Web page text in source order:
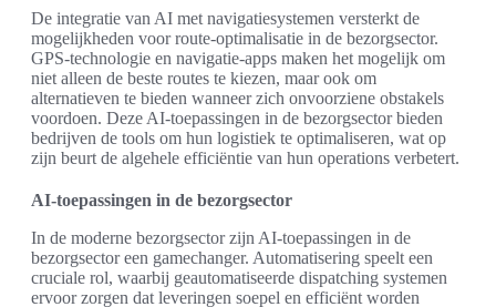
De integratie van AI met navigatiesystemen versterkt de
mogelijkheden voor route-optimalisatie in de bezorgsector.
GPS-technologie en navigatie-apps maken het mogelijk om
niet alleen de beste routes te kiezen, maar ook om
alternatieven te bieden wanneer zich onvoorziene obstakels
voordoen. Deze AI-toepassingen in de bezorgsector bieden
bedrijven de tools om hun logistiek te optimaliseren, wat op
zijn beurt de algehele efficiëntie van hun operations verbetert.
AI-toepassingen in de bezorgsector
In de moderne bezorgsector zijn AI-toepassingen in de
bezorgsector een gamechanger. Automatisering speelt een
cruciale rol, waarbij geautomatiseerde dispatching systemen
ervoor zorgen dat leveringen soepel en efficiënt worden